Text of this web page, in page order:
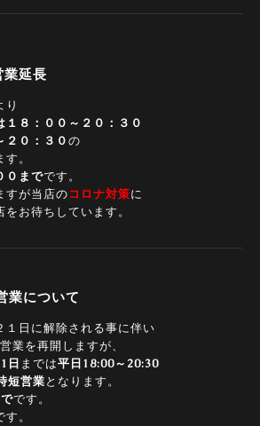
業延長
り
１８：００～２０：３０
２０：３０の
。
０までです。
すが当店のコロナ対策に
お待ちしています。
業について
１日に解除される事に伴い
業を再開しますが、
日 までは平日18:00～20:30
短営業となります。
です。
。